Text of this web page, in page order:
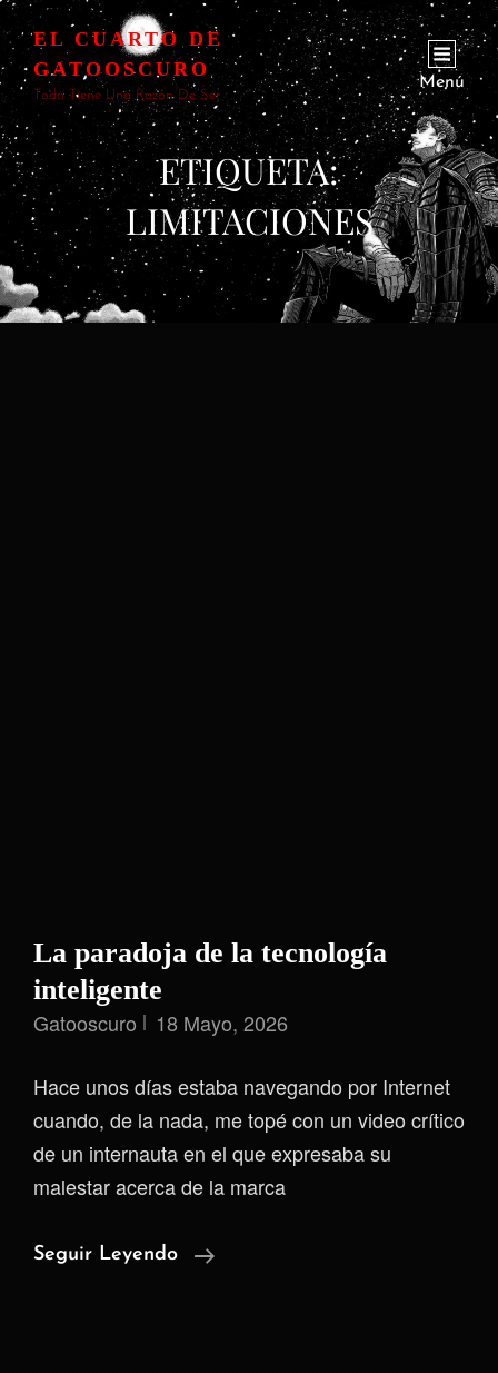
EL CUARTO DE
GATOOSCURO
Todo Tiene Una Razón De Ser
Menú
ETIQUETA:
LIMITACIONES
La paradoja de la tecnología
inteligente
Gatooscuro 18 Mayo, 2026
Hace unos días estaba navegando por Internet
cuando, de la nada, me topé con un video crítico
de un internauta en el que expresaba su
malestar acerca de la marca
Seguir Leyendo
La